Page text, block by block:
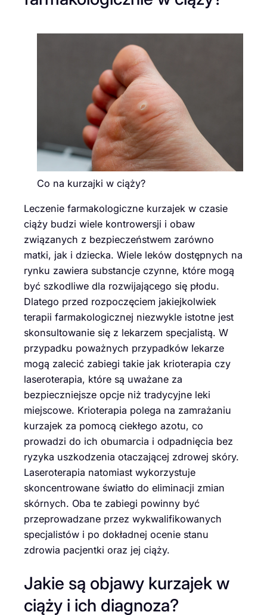
Co na kurzajki w ciąży?
Leczenie farmakologiczne kurzajek w czasie
ciąży budzi wiele kontrowersji i obaw
związanych z bezpieczeństwem zarówno
matki, jak i dziecka. Wiele leków dostępnych na
rynku zawiera substancje czynne, które mogą
być szkodliwe dla rozwijającego się płodu.
Dlatego przed rozpoczęciem jakiejkolwiek
terapii farmakologicznej niezwykle istotne jest
skonsultowanie się z lekarzem specjalistą. W
przypadku poważnych przypadków lekarze
mogą zalecić zabiegi takie jak krioterapia czy
laseroterapia, które są uważane za
bezpieczniejsze opcje niż tradycyjne leki
miejscowe. Krioterapia polega na zamrażaniu
kurzajek za pomocą ciekłego azotu, co
prowadzi do ich obumarcia i odpadnięcia bez
ryzyka uszkodzenia otaczającej zdrowej skóry.
Laseroterapia natomiast wykorzystuje
skoncentrowane światło do eliminacji zmian
skórnych. Oba te zabiegi powinny być
przeprowadzane przez wykwalifikowanych
specjalistów i po dokładnej ocenie stanu
zdrowia pacjentki oraz jej ciąży.
Jakie są objawy kurzajek w
ciąży i ich diagnoza?